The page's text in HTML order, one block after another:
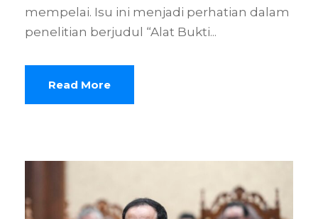
mempelai. Isu ini menjadi perhatian dalam
penelitian berjudul “Alat Bukti...
Read More